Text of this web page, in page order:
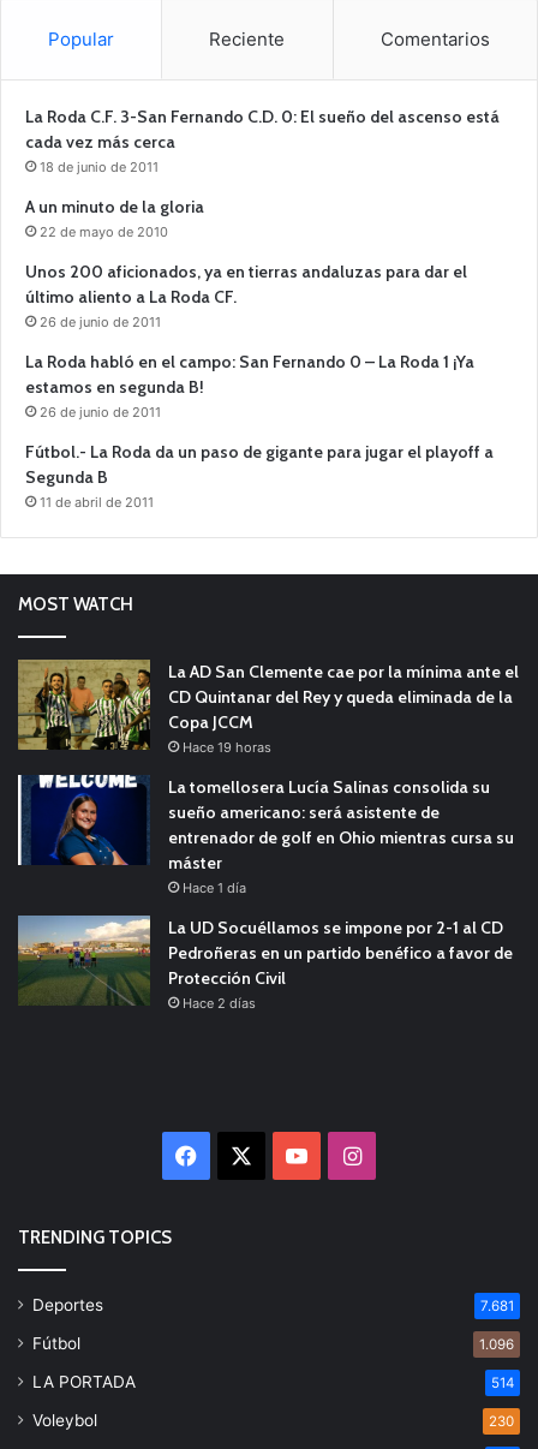
Popular Reciente Comentarios
La Roda C.F. 3-San Fernando C.D. 0: El sueño del ascenso está
cada vez más cerca
18 de junio de 2011
A un minuto de la gloria
22 de mayo de 2010
Unos 200 aficionados, ya en tierras andaluzas para dar el
último aliento a La Roda CF.
26 de junio de 2011
La Roda habló en el campo: San Fernando 0 – La Roda 1 ¡Ya
estamos en segunda B!
26 de junio de 2011
Fútbol.- La Roda da un paso de gigante para jugar el playoff a
Segunda B
11 de abril de 2011
MOST WATCH
La AD San Clemente cae por la mínima ante el
CD Quintanar del Rey y queda eliminada de la
Copa JCCM
Hace 19 horas
La tomellosera Lucía Salinas consolida su
sueño americano: será asistente de
entrenador de golf en Ohio mientras cursa su
máster
Hace 1 día
La UD Socuéllamos se impone por 2-1 al CD
Pedroñeras en un partido benéfico a favor de
Protección Civil
Hace 2 días
Facebook YouTubeInstagram
TRENDING TOPICS
Deportes 7.681
Fútbol 1.096
LA PORTADA 514
Voleybol 230